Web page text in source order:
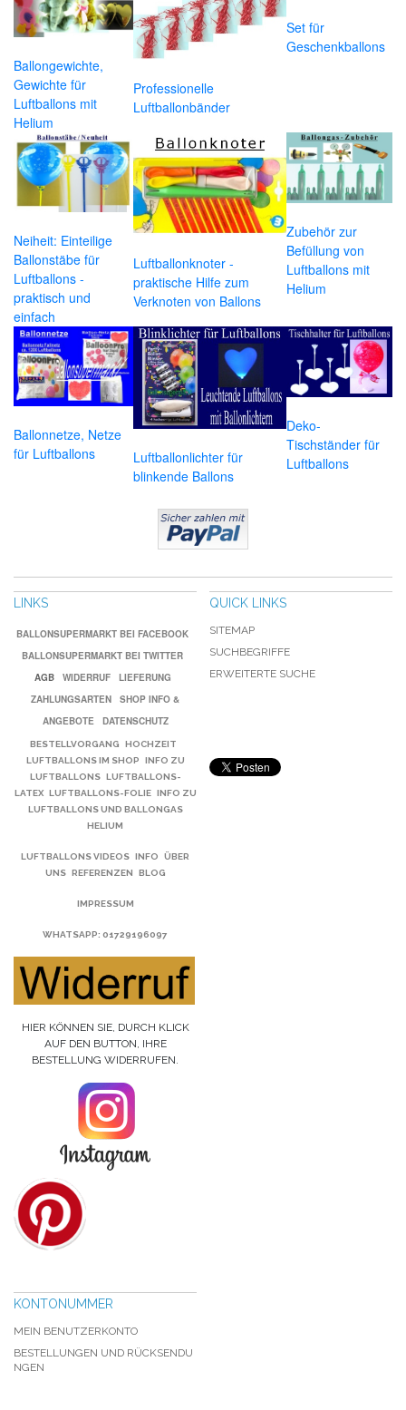
Ballongewichte,
Gewichte für
Luftballons mit
Helium
Professionelle
Luftballonbänder
Set für
Geschenkballons
Neiheit: Einteilige
Ballonstäbe für
Luftballons -
praktisch und
einfach
Luftballonknoter -
praktische Hilfe zum
Verknoten von Ballons
Zubehör zur
Befüllung von
Luftballons mit
Helium
Ballonnetze, Netze
für Luftballons
Luftballonlichter für
blinkende Ballons
Deko-
Tischständer für
Luftballons
LINKS
BALLONSUPERMARKT BEI FACEBOOK
BALLONSUPERMARKT BEI TWITTER
AGB
WIDERRUF
LIEFERUNG
ZAHLUNGSARTEN
SHOP INFO &
ANGEBOTE
DATENSCHUTZ
BESTELLVORGANG
HOCHZEIT
LUFTBALLONS IM SHOP
INFO ZU
LUFTBALLONS LUFTBALLONS-
LATEX LUFTBALLONS-FOLIE INFO ZU
LUFTBALLONS UND BALLONGAS
HELIUM
LUFTBALLONS VIDEOS INFO
ÜBER
UNS REFERENZEN BLOG
IMPRESSUM
WHATSAPP: 01729196097
HIER KÖNNEN SIE, DURCH KLICK
AUF DEN BUTTON, IHRE
BESTELLUNG WIDERRUFEN.
QUICK LINKS
SITEMAP
SUCHBEGRIFFE
ERWEITERTE SUCHE
KONTONUMMER
MEIN BENUTZERKONTO
BESTELLUNGEN UND RÜCKSENDU
NGEN